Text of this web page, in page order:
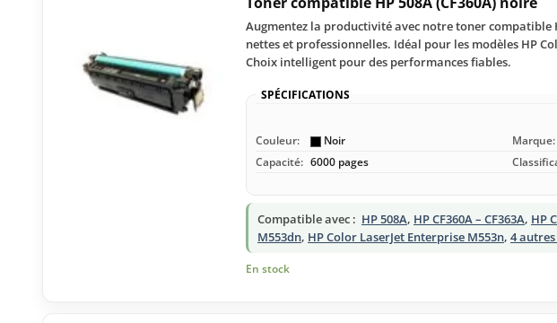
Augmentez la productivité avec notre toner compatible
nettes et professionnelles. Idéal pour les modèles HP
Choix intelligent pour des performances fiables.
SPÉCIFICATIONS
Couleur: Noir Marque:
Capacité: 6000 pages
Compatible avec : HP 508A, HP CF360A – CF363A, HP
M553dn, HP Color LaserJet Enterprise M553n, 4
En stock